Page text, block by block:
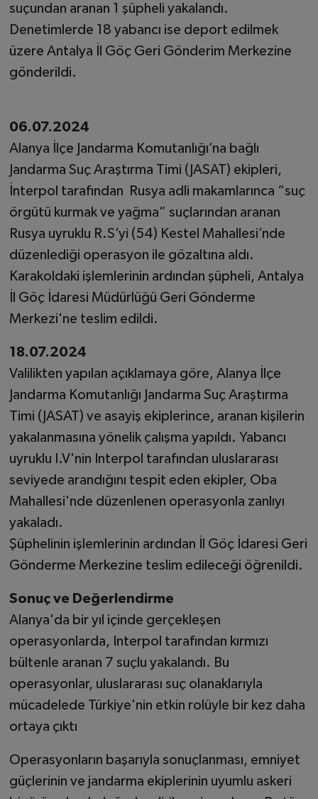
suçundan aranan 1 şüpheli yakalandı.
Denetimlerde 18 yabancı ise deport edilmek
üzere Antalya İl Göç Geri Gönderim Merkezine
gönderildi.
06.07.2024
Alanya İlçe Jandarma Komutanlığı’na bağlı
Jandarma Suç Araştırma Timi (JASAT) ekipleri,
İnterpol tarafından Rusya adli makamlarınca “suç
örgütü kurmak ve yağma” suçlarından aranan
Rusya uyruklu R.S’yi (54) Kestel Mahallesi’nde
düzenlediği operasyon ile gözaltına aldı.
Karakoldaki işlemlerinin ardından şüpheli, Antalya
İl Göç İdaresi Müdürlüğü Geri Gönderme
Merkezi'ne teslim edildi.
18.07.2024
Valilikten yapılan açıklamaya göre, Alanya İlçe
Jandarma Komutanlığı Jandarma Suç Araştırma
Timi (JASAT) ve asayiş ekiplerince, aranan kişilerin
yakalanmasına yönelik çalışma yapıldı. Yabancı
uyruklu I.V'nin Interpol tarafından uluslararası
seviyede arandığını tespit eden ekipler, Oba
Mahallesi'nde düzenlenen operasyonla zanlıyı
yakaladı.
Şüphelinin işlemlerinin ardından İl Göç İdaresi Geri
Gönderme Merkezine teslim edileceği öğrenildi.
Sonuç ve Değerlendirme
Alanya'da bir yıl içinde gerçekleşen
operasyonlarda, Interpol tarafından kırmızı
bültenle aranan 7 suçlu yakalandı. Bu
operasyonlar, uluslararası suç olanaklarıyla
mücadelede Türkiye'nin etkin rolüyle bir kez daha
ortaya çıktı
Operasyonların başarıyla sonuçlanması, emniyet
güçlerinin ve jandarma ekiplerinin uyumlu askeri